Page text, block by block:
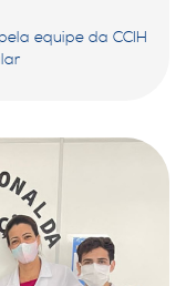
equipe da CCIH